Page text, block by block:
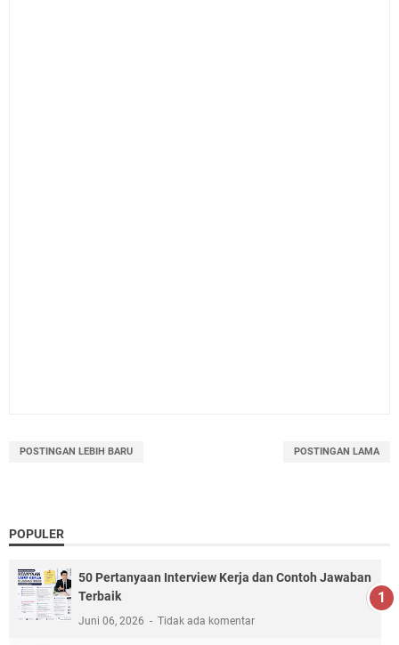
POSTINGAN LEBIH BARU POSTINGAN LAMA
POPULER
50 Pertanyaan Interview Kerja dan Contoh Jawaban
Terbaik
Juni 06, 2026 Tidak ada komentar